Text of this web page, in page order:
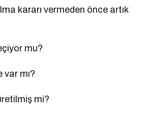
kararı vermeden önce artık
mu?
var mı?
mi?